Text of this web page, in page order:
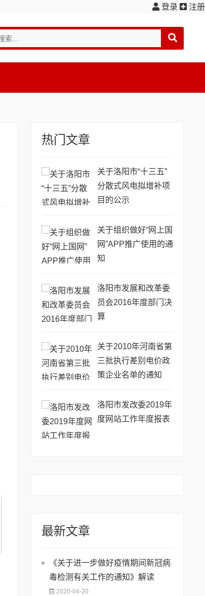
登录 注册
热门文章
关于洛阳市“十三五”
分散式风电拟增补项
目的公示
关于组织做好“网上国
网”APP推广使用的通
知
洛阳市发展和改革委
员会2016年度部门决
算
关于2010年河南省第
三批执行差别电价政
策企业名单的通知
洛阳市发改委2019年
度网站工作年度报表
最新文章
《关于进一步做好疫情期间新冠病
毒检测有关工作的通知》解读
2020-04-20